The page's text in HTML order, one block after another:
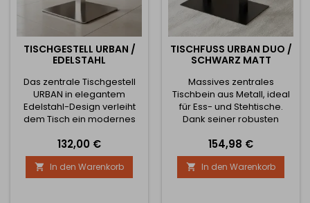
TISCHGESTELL URBAN /
EDELSTAHL
Das zentrale Tischgestell
URBAN in elegantem
Edelstahl-Design verleiht
dem Tisch ein modernes
Aussehen. Dank der
stabilen und massiven
Konstruktion bietet es
hervorragende Stabilität
Preis
132,00 €
 In den Warenkorb
TISCHFUSS URBAN DUO / S
CHWARZ MATT
Massives zentrales
Tischbein aus Metall, ideal
für Ess- und Stehtische.
Dank seiner robusten
hohen Gewichts
gewährleistet es eine
hervorragende Stabilität
und Tragfähigkeit auch für
Preis
154,98 €
 In den Warenkorb